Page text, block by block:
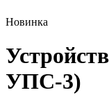
Новинка
УПС-3)